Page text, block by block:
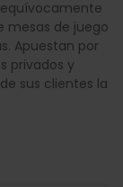
mesas de juego
Apuestan por
privados y
sus clientes la